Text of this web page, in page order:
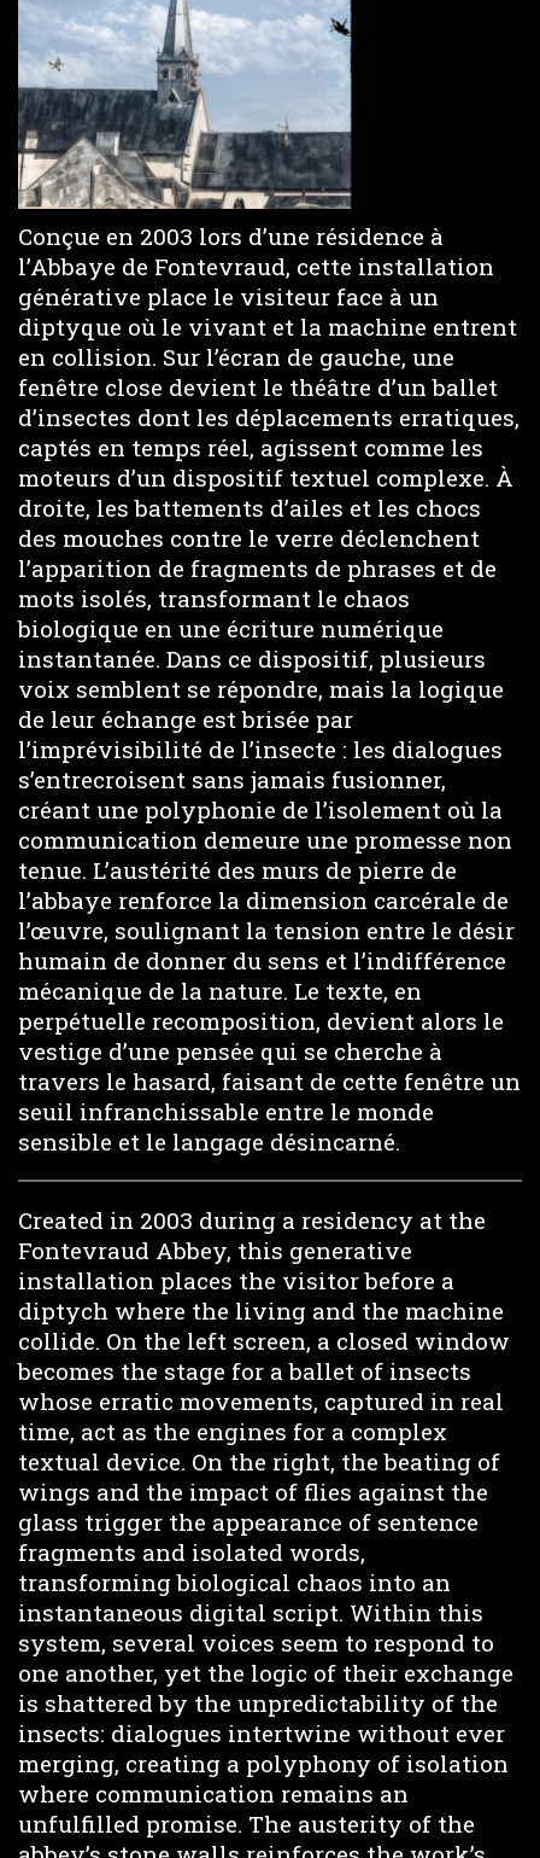
Conçue en 2003 lors d’une résidence à
l’Abbaye de Fontevraud, cette installation
générative place le visiteur face à un
diptyque où le vivant et la machine entrent
en collision. Sur l’écran de gauche, une
fenêtre close devient le théâtre d’un ballet
d’insectes dont les déplacements erratiques,
captés en temps réel, agissent comme les
moteurs d’un dispositif textuel complexe. À
droite, les battements d’ailes et les chocs
des mouches contre le verre déclenchent
l’apparition de fragments de phrases et de
mots isolés, transformant le chaos
biologique en une écriture numérique
instantanée. Dans ce dispositif, plusieurs
voix semblent se répondre, mais la logique
de leur échange est brisée par
l’imprévisibilité de l’insecte : les dialogues
s’entrecroisent sans jamais fusionner,
créant une polyphonie de l’isolement où la
communication demeure une promesse non
tenue. L’austérité des murs de pierre de
l’abbaye renforce la dimension carcérale de
l’œuvre, soulignant la tension entre le désir
humain de donner du sens et l’indifférence
mécanique de la nature. Le texte, en
perpétuelle recomposition, devient alors le
vestige d’une pensée qui se cherche à
travers le hasard, faisant de cette fenêtre un
seuil infranchissable entre le monde
sensible et le langage désincarné.
Created in 2003 during a residency at the
Fontevraud Abbey, this generative
installation places the visitor before a
diptych where the living and the machine
collide. On the left screen, a closed window
becomes the stage for a ballet of insects
whose erratic movements, captured in real
time, act as the engines for a complex
textual device. On the right, the beating of
wings and the impact of flies against the
glass trigger the appearance of sentence
fragments and isolated words,
transforming biological chaos into an
instantaneous digital script. Within this
system, several voices seem to respond to
one another, yet the logic of their exchange
is shattered by the unpredictability of the
insects: dialogues intertwine without ever
merging, creating a polyphony of isolation
where communication remains an
unfulfilled promise. The austerity of the